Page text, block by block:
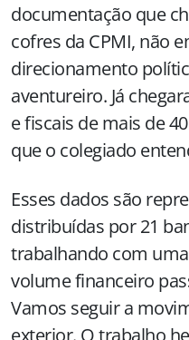
documentação que
cofres da CPMI, não
direcionamento
aventureiro. Já
e fiscais de mais de
que o colegiado
Esses dados são
distribuídas por 21
trabalhando com
volume financeiro
Vamos seguir a
exterior. O trabalho